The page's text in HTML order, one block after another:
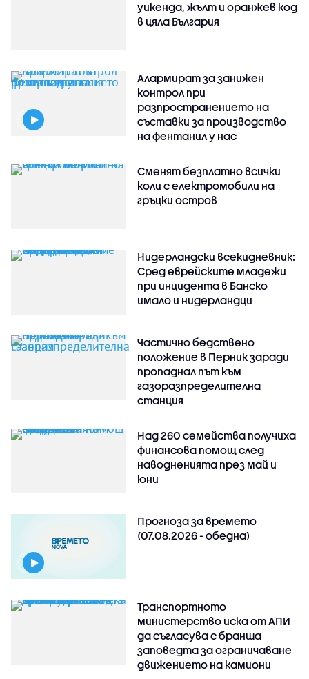
уикенда, жълт и оранжев код
в цяла България
Алармират за занижен
контрол при
разпространението на
съставки за производство
на фентанил у нас
Сменят безплатно всички
коли с електромобили на
гръцки остров
Нидерландски всекидневник:
Сред еврейските младежи
при инцидента в Банско
имало и нидерландци
Частично бедствено
положение в Перник заради
пропаднал път към
газоразпределителна
станция
Над 260 семейства получиха
финансова помощ след
наводненията през май и
юни
Прогноза за времето
(07.08.2026 - обедна)
Транспортното
министерство иска от АПИ
да съгласува с бранша
заповедта за ограничаване
движението на камиони